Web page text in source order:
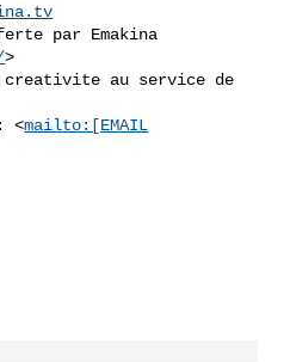
par Emakina
>
creativite au service de
<mailto:[EMAIL